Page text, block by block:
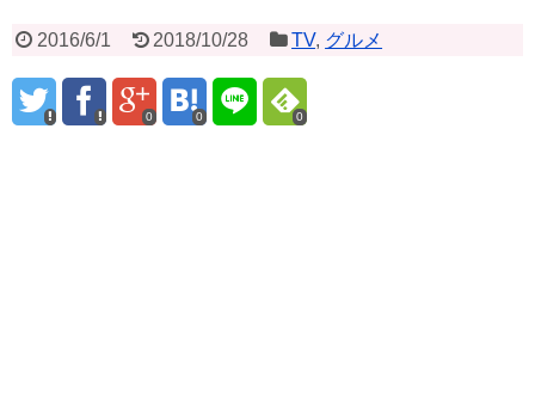
2016/6/1 2018/10/28 TV, グルメ
0 0 0